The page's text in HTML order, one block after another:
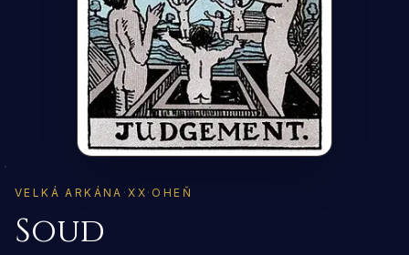
VELKÁ ARKÁNA ·XX · OHEŇ
Soud